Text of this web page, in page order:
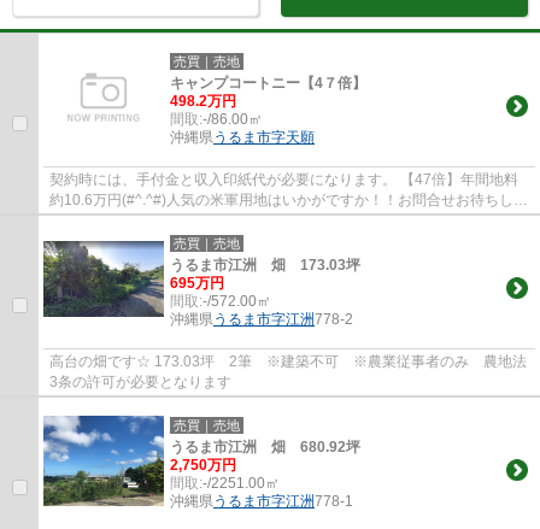
売買｜売地
キャンプコートニー【4７倍】
498.2万円
間取:-/86.00㎡
沖縄県うるま市字天願
契約時には、手付金と収入印紙代が必要になります。 【47倍】年間地料
約10.6万円(#^.^#)人気の米軍用地はいかがですか！！お問合せお待ちして
おります。
売買｜売地
うるま市江洲 畑 173.03坪
695万円
間取:-/572.00㎡
沖縄県うるま市字江洲778-2
高台の畑です☆ 173.03坪 2筆 ※建築不可 ※農業従事者のみ 農地法
3条の許可が必要となります
売買｜売地
うるま市江洲 畑 680.92坪
2,750万円
間取:-/2251.00㎡
沖縄県うるま市字江洲778-1